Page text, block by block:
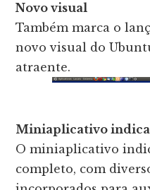
Novo visual
Também marca o
novo visual do
atraente.
Miniaplicativo
O miniaplicativo
completo, com